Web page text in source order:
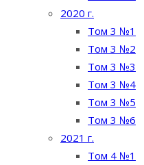
2020 г.
Том 3 №1
Том 3 №2
Том 3 №3
Том 3 №4
Том 3 №5
Том 3 №6
2021 г.
Том 4 №1